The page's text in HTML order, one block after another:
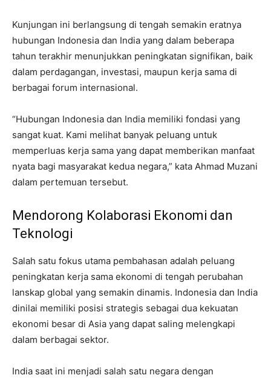
Kunjungan ini berlangsung di tengah semakin eratnya
hubungan Indonesia dan India yang dalam beberapa
tahun terakhir menunjukkan peningkatan signifikan, baik
dalam perdagangan, investasi, maupun kerja sama di
berbagai forum internasional.
“Hubungan Indonesia dan India memiliki fondasi yang
sangat kuat. Kami melihat banyak peluang untuk
memperluas kerja sama yang dapat memberikan manfaat
nyata bagi masyarakat kedua negara,” kata Ahmad Muzani
dalam pertemuan tersebut.
Mendorong Kolaborasi Ekonomi dan
Teknologi
Salah satu fokus utama pembahasan adalah peluang
peningkatan kerja sama ekonomi di tengah perubahan
lanskap global yang semakin dinamis. Indonesia dan India
dinilai memiliki posisi strategis sebagai dua kekuatan
ekonomi besar di Asia yang dapat saling melengkapi
dalam berbagai sektor.
India saat ini menjadi salah satu negara dengan